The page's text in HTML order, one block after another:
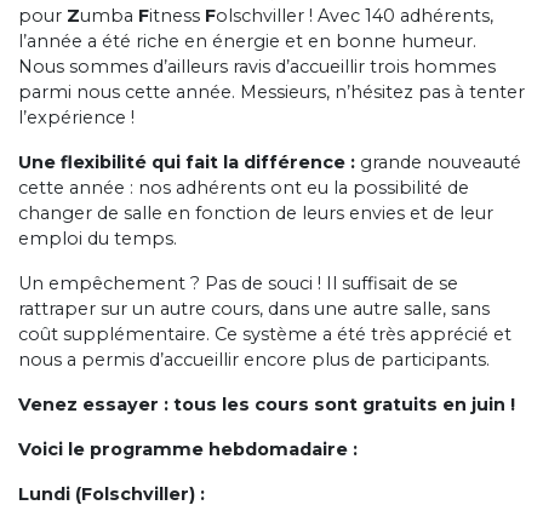
pour Zumba Fitness Folschviller ! Avec 140 adhérents,
l’année a été riche en énergie et en bonne humeur.
Nous sommes d’ailleurs ravis d’accueillir trois hommes
parmi nous cette année. Messieurs, n’hésitez pas à tenter
l’expérience !
Une flexibilité qui fait la différence : grande nouveauté
cette année : nos adhérents ont eu la possibilité de
changer de salle en fonction de leurs envies et de leur
emploi du temps.
Un empêchement ? Pas de souci ! Il suffisait de se
rattraper sur un autre cours, dans une autre salle, sans
coût supplémentaire. Ce système a été très apprécié et
nous a permis d’accueillir encore plus de participants.
Venez essayer : tous les cours sont gratuits en juin !
Voici le programme hebdomadaire :
Lundi (Folschviller) :